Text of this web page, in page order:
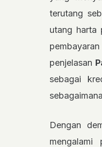
terutang
utang harta
penjelasan
sebagai
sebagaimana
Dengan